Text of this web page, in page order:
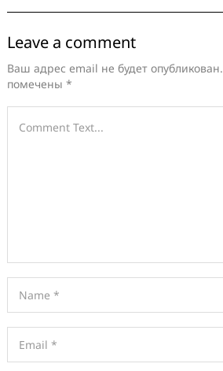
Leave a comment
Ваш адрес email не будет опубликован.
помечены *